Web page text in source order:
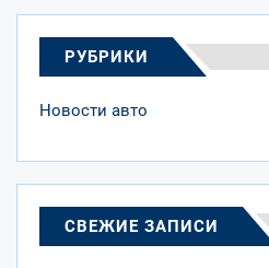
РУБРИКИ
Новости авто
СВЕЖИЕ ЗАПИСИ